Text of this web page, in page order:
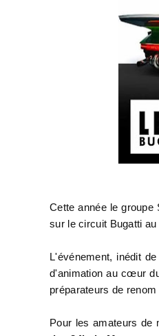
Cette année le
sur le circuit Bugatti
L'événement, inédit
d'animation au cœur
préparateurs de
Pour les amateurs de